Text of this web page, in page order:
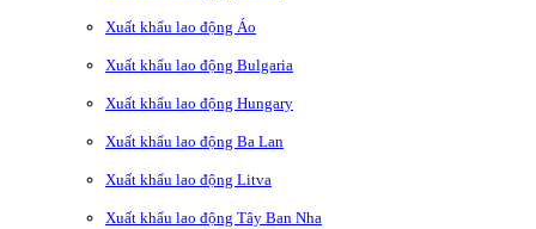
Xuất khẩu lao động Áo
Xuất khẩu lao động Bulgaria
Xuất khẩu lao động Hungary
Xuất khẩu lao động Ba Lan
Xuất khẩu lao động Litva
Xuất khẩu lao động Tây Ban Nha